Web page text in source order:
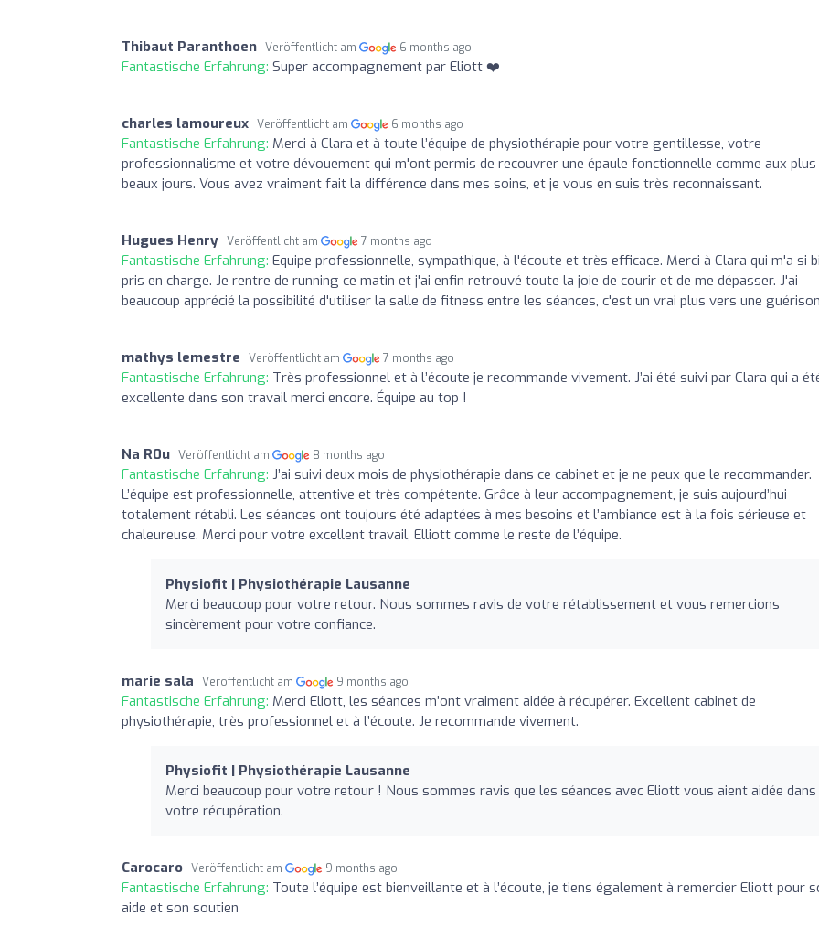
Thibaut Paranthoen Veröffentlicht am 6 months ago
Fantastische Erfahrung: Super accompagnement par Eliott ❤️
charles lamoureux Veröffentlicht am 6 months ago
Fantastische Erfahrung: Merci à Clara et à toute l’équipe de physiothérapie pour votre gentillesse, votre
professionnalisme et votre dévouement qui m'ont permis de recouvrer une épaule fonctionnelle comme aux plus
beaux jours. Vous avez vraiment fait la différence dans mes soins, et je vous en suis très reconnaissant.
Hugues Henry Veröffentlicht am 7 months ago
Fantastische Erfahrung: Equipe professionnelle, sympathique, à l'écoute et très efficace. Merci à Clara qui m'a si
pris en charge. Je rentre de running ce matin et j'ai enfin retrouvé toute la joie de courir et de me dépasser. J'ai
beaucoup apprécié la possibilité d'utiliser la salle de fitness entre les séances, c'est un vrai plus vers une
mathys lemestre Veröffentlicht am 7 months ago
Fantastische Erfahrung: Très professionnel et à l’écoute je recommande vivement. J’ai été suivi par Clara qui a
excellente dans son travail merci encore. Équipe au top !
Na R0u Veröffentlicht am 8 months ago
Fantastische Erfahrung: J’ai suivi deux mois de physiothérapie dans ce cabinet et je ne peux que le recommander.
L’équipe est professionnelle, attentive et très compétente. Grâce à leur accompagnement, je suis aujourd’hui
totalement rétabli. Les séances ont toujours été adaptées à mes besoins et l’ambiance est à la fois sérieuse et
chaleureuse. Merci pour votre excellent travail, Elliott comme le reste de l’équipe.
Physiofit | Physiothérapie Lausanne
Merci beaucoup pour votre retour. Nous sommes ravis de votre rétablissement et vous remercions
sincèrement pour votre confiance.
marie sala Veröffentlicht am 9 months ago
Fantastische Erfahrung: Merci Eliott, les séances m’ont vraiment aidée à récupérer. Excellent cabinet de
physiothérapie, très professionnel et à l’écoute. Je recommande vivement.
Physiofit | Physiothérapie Lausanne
Merci beaucoup pour votre retour ! Nous sommes ravis que les séances avec Eliott vous aient aidée dans
votre récupération.
Carocaro Veröffentlicht am 9 months ago
Fantastische Erfahrung: Toute l’équipe est bienveillante et à l’écoute, je tiens également à remercier Eliott pour
aide et son soutien